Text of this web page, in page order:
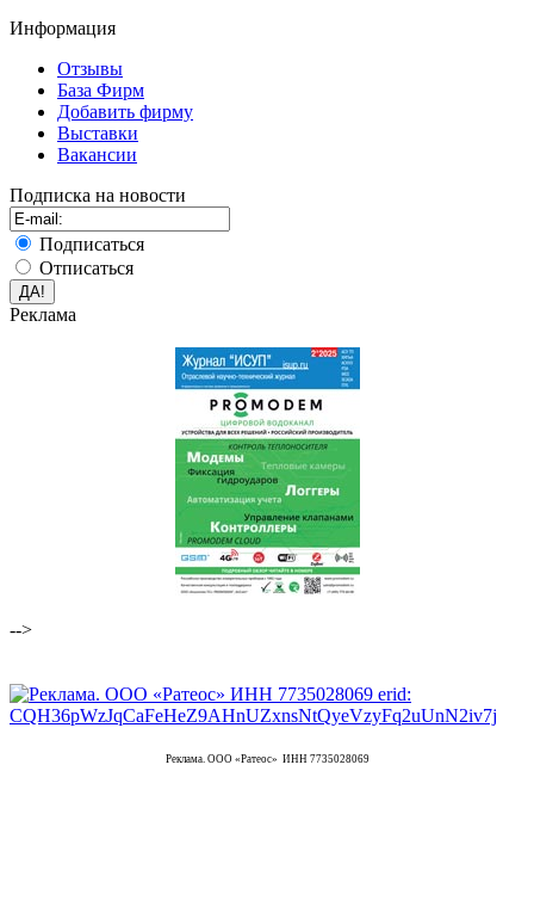
Информация
Отзывы
База Фирм
Добавить фирму
Выставки
Вакансии
Подписка на новости
Подписаться
Отписаться
Реклама
-->
Реклама. ООО «Ратеос» ИНН 7735028069